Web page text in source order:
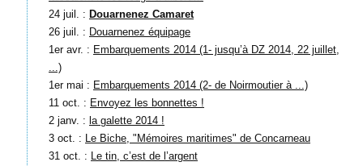
24 juil. : Douarnenez Camaret
26 juil. : Douarnenez équipage
1er avr. : Embarquements 2014 (1- jusqu’à DZ 2014, 22 juillet,
...)
1er mai : Embarquements 2014 (2- de Noirmoutier à ...)
11 oct. : Envoyez les bonnettes !
2 janv. : la galette 2014 !
3 oct. : Le Biche, "Mémoires maritimes" de Concarneau
31 oct. : Le tin, c’est de l’argent